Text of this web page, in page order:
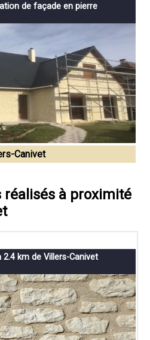
de façade en pierre
Canivet
à proximité
km de Villers-Canivet